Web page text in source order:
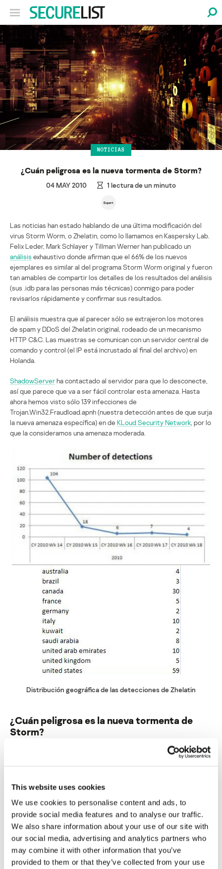
This website uses cookies
We use cookies to personalise content and ads, to
provide social media features and to analyse our traffic.
We also share information about your use of our site with
our social media, advertising and analytics partners who
may combine it with other information that you’ve
provided to them or that they’ve collected from your use
NOTICIAS
¿Cuán peligrosa es la nueva tormenta de Storm?
04 MAY 2010 1 lectura de un minuto
Las noticias han estado hablando de una última modificación del
virus Storm Worm, o Zhelatin, como lo llamamos en Kaspersky Lab.
Felix Leder, Mark Schlayer y Tillman Werner han publicado un
análisis exhaustivo donde afirman que el 66% de los nuevos
ejemplares es similar al del programa Storm Worm original y fueron
tan amables de compartir los detalles de los resultados del análisis
(sus .idb para las personas más técnicas) conmigo para poder
revisarlos rápidamente y confirmar sus resultados.
El análisis muestra que al parecer sólo se extrajeron los motores
de spam y DDoS del Zhelatin original, rodeado de un mecanismo
HTTP C&C. Las muestras se comunican con un servidor central de
comando y control (el IP está incrustado al final del archivo) en
Holanda.
ShadowServerha contactado al servidor para que lo desconecte,
así que parece que va a ser fácil controlar esta amenaza. Hasta
ahora hemos visto sólo 139 infecciones de
Trojan.Win32.Fraudload.apnh (nuestra detección antes de que surja
la nueva amenaza específica) en de KLoud Security Network , por lo
que la consideramos una amenaza moderada.
Distribución geográfica de las detecciones de Zhelatin
¿Cuán peligrosa es la nueva tormenta de
Storm?
Su dirección de correo electrónico no será publicada. Los
Nombre* Correo electrónico*